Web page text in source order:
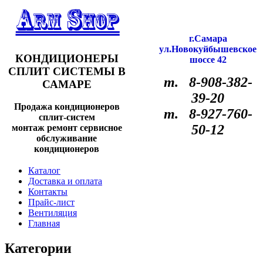
КОНДИЦИОНЕРЫ
СПЛИТ СИСТЕМЫ В
САМАРЕ
Продажа кондиционеров
сплит-систем
монтаж ремонт сервисное
обслуживание
кондиционеров
г.Самара
ул.Новокуйбышевское
шоссе 42
т. 8-908-382-
39-20
т. 8-927-760-
50-12
Каталог
Доставка и оплата
Контакты
Прайс-лист
Вентиляция
Главная
Категории